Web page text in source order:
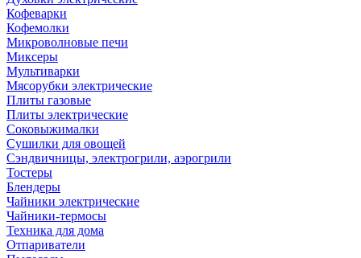
Кофеварки
Кофемолки
Микроволновые печи
Миксеры
Мультиварки
Мясорубки электрические
Плиты газовые
Плиты электрические
Соковыжималки
Сушилки для овощей
Сэндвичницы, электрогрили, аэрогрили
Тостеры
Блендеры
Чайники электрические
Чайники-термосы
Техника для дома
Отпариватели